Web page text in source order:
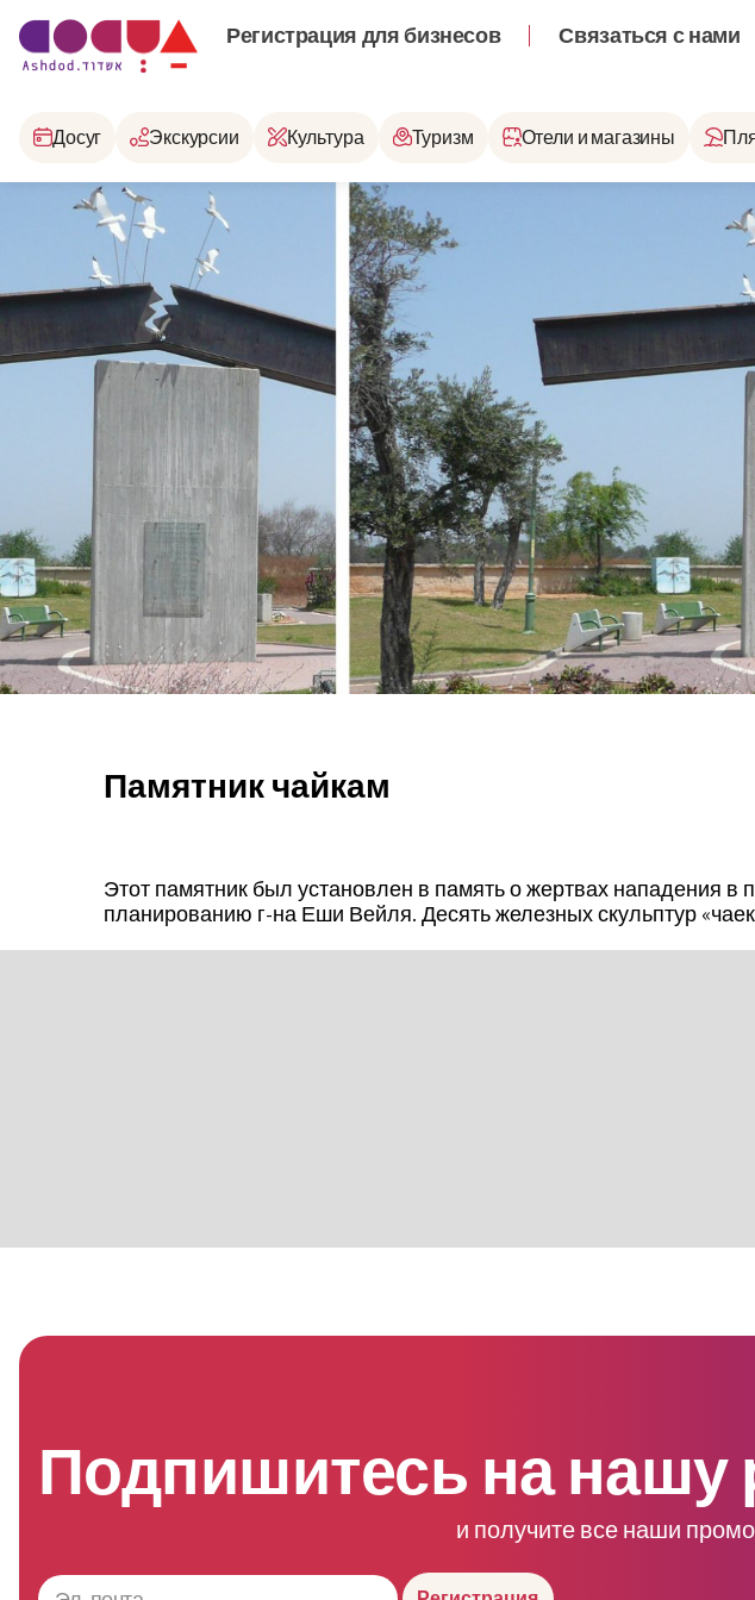
Регистрация для бизнесов Связаться с нами
Досуг Экскурсии Культура Туризм Отели и магазины
Памятник чайкам
Этот памятник был установлен в память о жертвах нападения
планированию г-на Еши Вейля. Десять железных скульптур
Подпишитесь на нашу
и получите все наши